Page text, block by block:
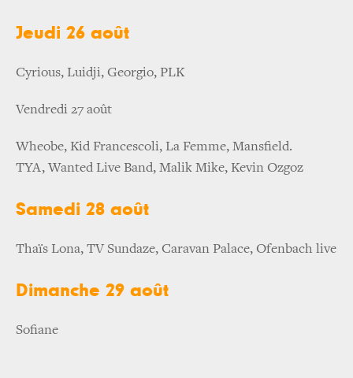
Jeudi 26 août
Cyrious, Luidji, Georgio, PLK
Vendredi 27 août
Wheobe, Kid Francescoli, La Femme, Mansfield.
TYA, Wanted Live Band, Malik Mike, Kevin Ozgoz
Samedi 28 août
Thaïs Lona, TV Sundaze, Caravan Palace, Ofenbach live
Dimanche 29 août
Sofiane